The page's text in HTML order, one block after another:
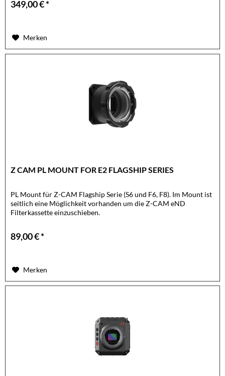
349,00 € *
Merken
Z CAM PL MOUNT FOR E2 FLAGSHIP SERIES
PL Mount für Z-CAM Flagship Serie (S6 und F6, F8). Im Mount ist
seitlich eine Möglichkeit vorhanden um die Z-CAM eND
Filterkassette einzuschieben.
89,00 € *
Merken